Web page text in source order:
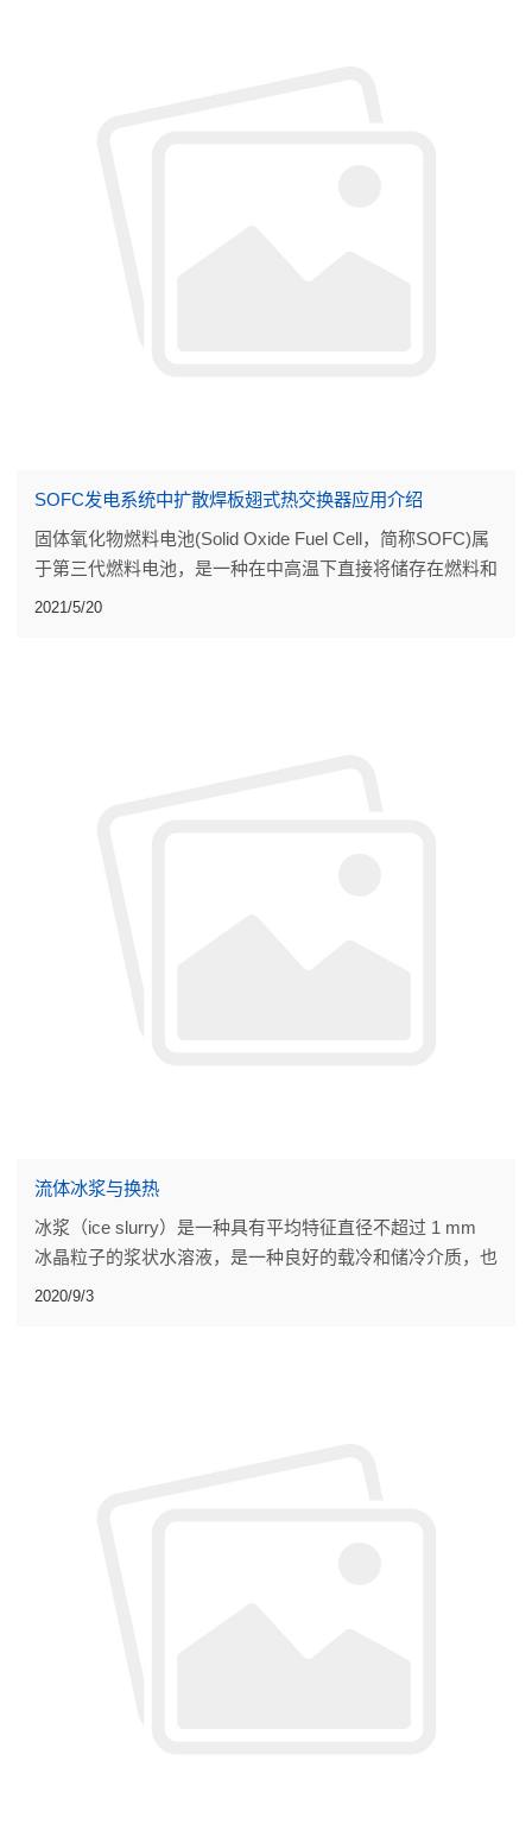
SOFC发电系统中扩散焊板翅式热交换器应用介绍
固体氧化物燃料电池(Solid Oxide Fuel Cell，简称SOFC)属
于第三代燃料电池，是一种在中高温下直接将储存在燃料和
氧化剂中的化学能高效、环境友好地转化成电能的全固态化
2021/5/20
流体冰浆与换热
冰浆（ice slurry）是一种具有平均特征直径不超过 1 mm
冰晶粒子的浆状水溶液，是一种良好的载冷和储冷介质，也
是安全性好、性价比高的高效换热介质，因其独特性而在众
2020/9/3